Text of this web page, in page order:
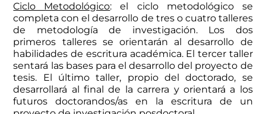
Ciclo Metodológico: el ciclo metodológico se
completa con el desarrollo de tres o cuatro talleres
de metodología de investigación. Los dos
primeros talleres se orientarán al desarrollo de
habilidades de escritura académica. El tercer taller
sentará las bases para el desarrollo del proyecto de
tesis. El último taller, propio del doctorado, se
desarrollará al final de la carrera y orientará a los
futuros doctorandos/as en la escritura de un